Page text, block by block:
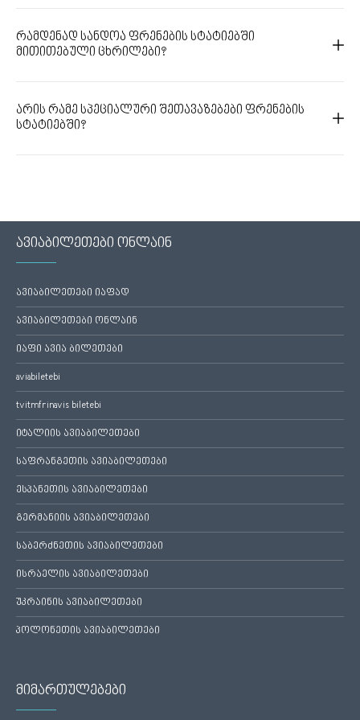
რამდენად სანდოა ფრენების სტატიებში
მითითებული ცხრილები?
არის რამე სპეციალური შეთავაზებები ფრენების
სტატიებში?
ავიაბილეთები ონლაინ
ავიაბილეთები იაფად
ავიაბილეთები ონლაინ
იაფი ავია ბილეთები
aviabiletebi
tvitmfrinavis biletebi
იტალიის ავიაბილეთები
საფრანგეთის ავიაბილეთები
ესპანეთის ავიაბილეთები
გერმანიის ავიაბილეთები
საბერძნეთის ავიაბილეთები
ისრაელის ავიაბილეთები
უკრაინის ავიაბილეთები
პოლონეთის ავიაბილეთები
მიმართულებები